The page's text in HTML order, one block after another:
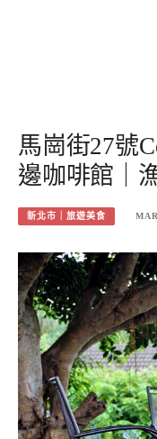
馬崗街27號
邊咖啡館｜
新北市｜旅遊美食